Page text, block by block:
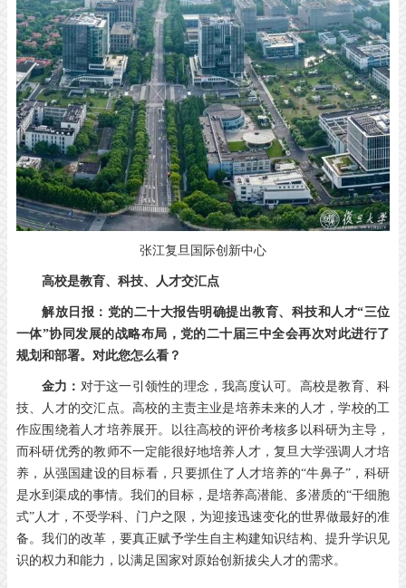
张江复旦国际创新中心
高校是教育、科技、人才交汇点
解放日报：党的二十大报告明确提出教育、科技和人才“三位
一体”协同发展的战略布局，党的二十届三中全会再次对此进行了
规划和部署。对此您怎么看？
金力： 对于这一引领性的理念，我高度认可。高校是教育、科
技、人才的交汇点。高校的主责主业是培养未来的人才，学校的工
作应围绕着人才培养展开。以往高校的评价考核多以科研为主导，
而科研优秀的教师不一定能很好地培养人才，复旦大学强调人才培
养，从强国建设的目标看，只要抓住了人才培养的“牛鼻子”，科研
是水到渠成的事情。我们的目标，是培养高潜能、多潜质的“干细胞
式”人才，不受学科、门户之限，为迎接迅速变化的世界做最好的准
备。我们的改革，要真正赋予学生自主构建知识结构、提升学识见
识的权力和能力，以满足国家对原始创新拔尖人才的需求。